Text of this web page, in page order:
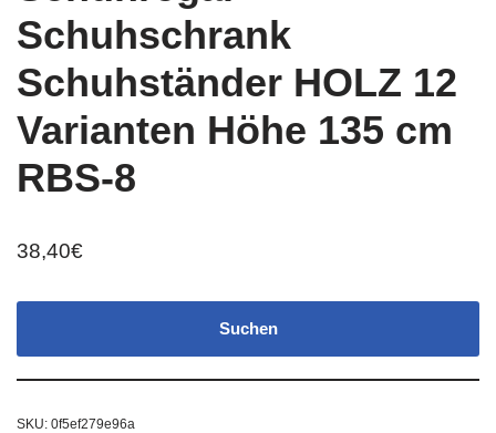
Schuhschrank
Schuhständer HOLZ 12
Varianten Höhe 135 cm
RBS-8
38,40€
Suchen
SKU: 0f5ef279e96a